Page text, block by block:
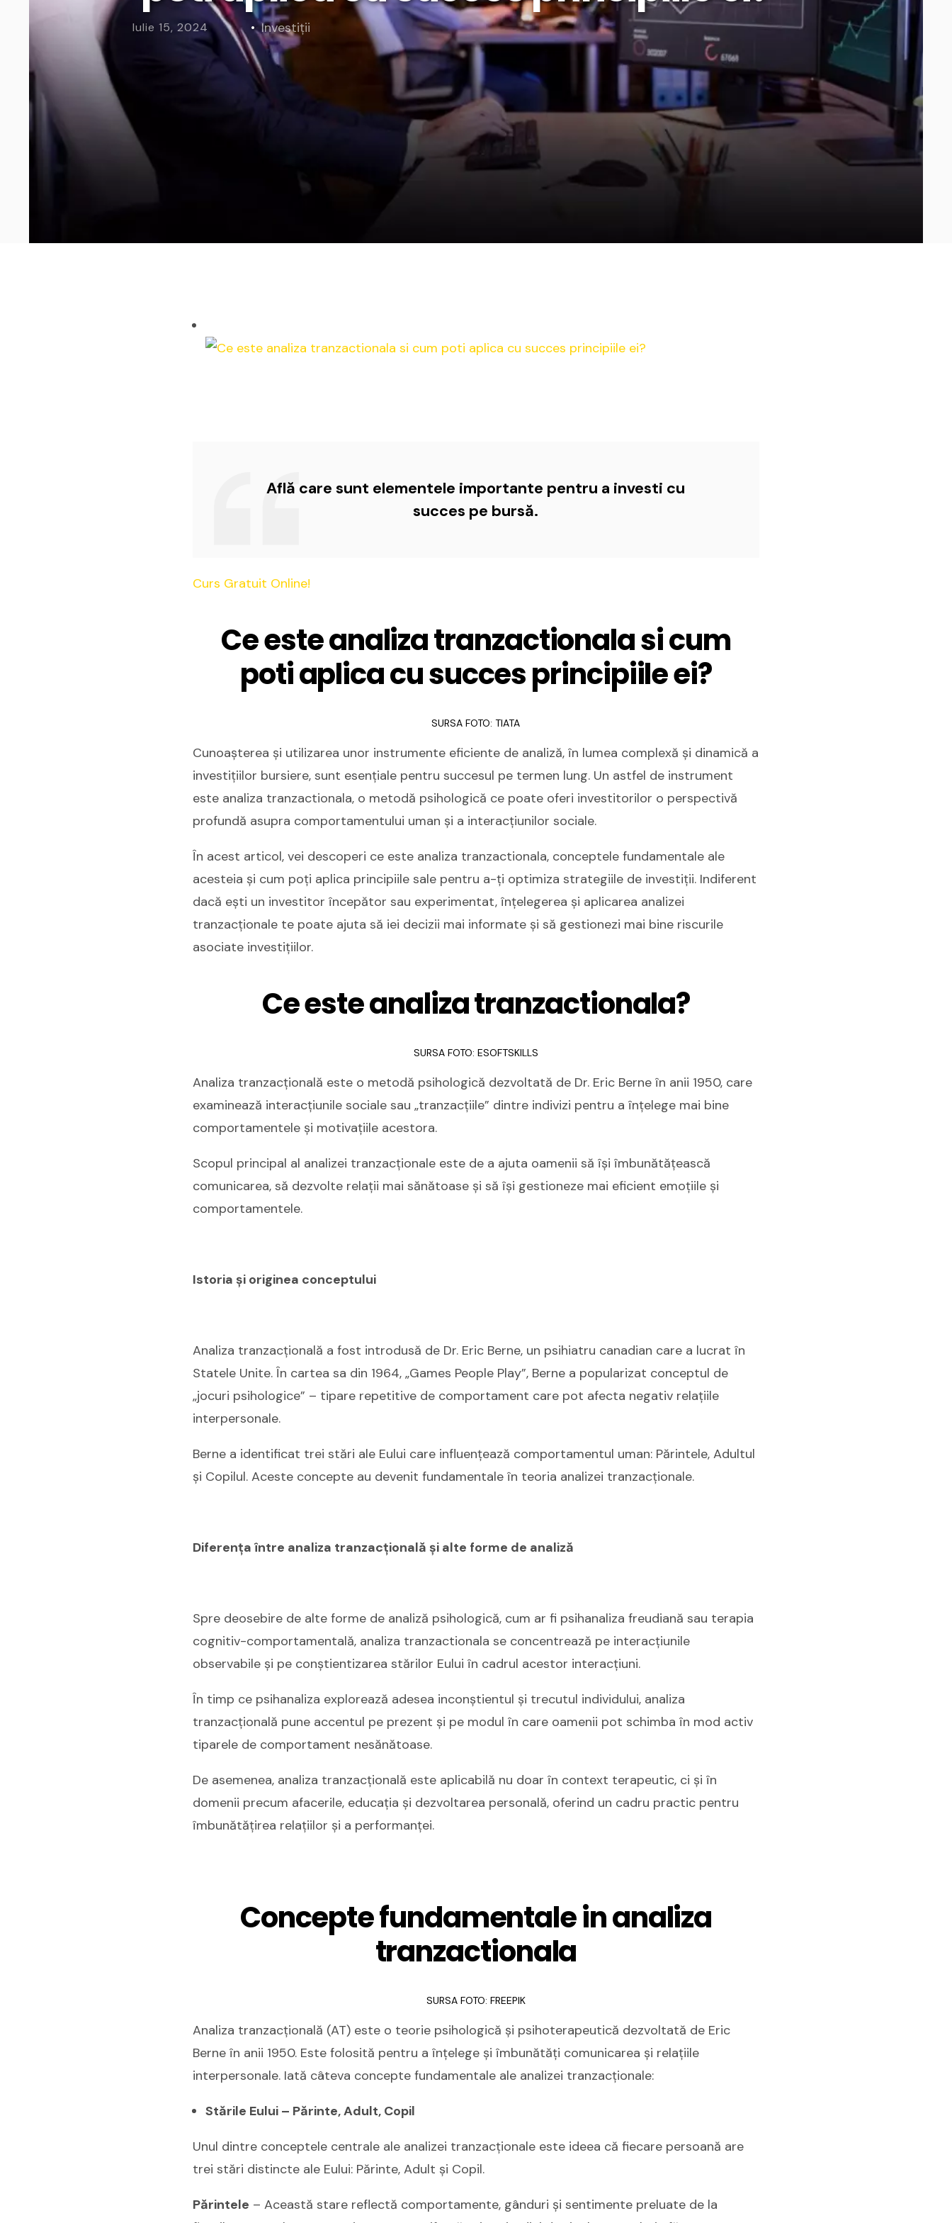
Curs Momentum
Curs Swing Trading
Curs Day Trading
Curs Algo Trading
Tool Strategia AS
Tool Calendar Integrat
Tool Backtesting Portofoliu
Tool Momentum Score
Iulie 15, 2024 Investiții
Află care sunt elementele importante pentru a investi cu
succes pe bursă.
Curs Gratuit Online!
Ce este analiza tranzactionala si cum
poti aplica cu succes principiile ei?
SURSA FOTO: TIATA
Cunoașterea și utilizarea unor instrumente eficiente de analiză, în lumea complexă și dinamică a
investițiilor bursiere, sunt esențiale pentru succesul pe termen lung. Un astfel de instrument
este analiza tranzactionala, o metodă psihologică ce poate oferi investitorilor o perspectivă
profundă asupra comportamentului uman și a interacțiunilor sociale.
În acest articol, vei descoperi ce este analiza tranzactionala, conceptele fundamentale ale
acesteia și cum poți aplica principiile sale pentru a-ți optimiza strategiile de investiții. Indiferent
dacă ești un investitor începător sau experimentat, înțelegerea și aplicarea analizei
tranzacționale te poate ajuta să iei decizii mai informate și să gestionezi mai bine riscurile
asociate investițiilor.
Ce este analiza tranzactionala?
SURSA FOTO: ESOFTSKILLS
Analiza tranzacțională este o metodă psihologică dezvoltată de Dr. Eric Berne în anii 1950, care
examinează interacțiunile sociale sau „tranzacțiile” dintre indivizi pentru a înțelege mai bine
comportamentele și motivațiile acestora.
Scopul principal al analizei tranzacționale este de a ajuta oamenii să își îmbunătățească
comunicarea, să dezvolte relații mai sănătoase și să își gestioneze mai eficient emoțiile și
comportamentele.
Istoria și originea conceptului
Analiza tranzacțională a fost introdusă de Dr. Eric Berne, un psihiatru canadian care a lucrat în
Statele Unite. În cartea sa din 1964, „Games People Play”, Berne a popularizat conceptul de
„jocuri psihologice” – tipare repetitive de comportament care pot afecta negativ relațiile
interpersonale.
Berne a identificat trei stări ale Eului care influențează comportamentul uman: Părintele, Adultul
și Copilul. Aceste concepte au devenit fundamentale în teoria analizei tranzacționale.
Diferența între analiza tranzacțională și alte forme de analiză
Spre deosebire de alte forme de analiză psihologică, cum ar fi psihanaliza freudiană sau terapia
cognitiv-comportamentală, analiza tranzactionala se concentrează pe interacțiunile
observabile și pe conștientizarea stărilor Eului în cadrul acestor interacțiuni.
În timp ce psihanaliza explorează adesea inconștientul și trecutul individului, analiza
tranzacțională pune accentul pe prezent și pe modul în care oamenii pot schimba în mod activ
tiparele de comportament nesănătoase.
De asemenea, analiza tranzacțională este aplicabilă nu doar în context terapeutic, ci și în
domenii precum afacerile, educația și dezvoltarea personală, oferind un cadru practic pentru
îmbunătățirea relațiilor și a performanței.
Concepte fundamentale in analiza
tranzactionala
SURSA FOTO: FREEPIK
Analiza tranzacțională (AT) este o teorie psihologică și psihoterapeutică dezvoltată de Eric
Berne în anii 1950. Este folosită pentru a înțelege și îmbunătăți comunicarea și relațiile
interpersonale. Iată câteva concepte fundamentale ale analizei tranzacționale:
Stările Eului – Părinte, Adult, Copil
Unul dintre conceptele centrale ale analizei tranzacționale este ideea că fiecare persoană are
trei stări distincte ale Eului: Părinte, Adult și Copil.
Părintele – Această stare reflectă comportamente, gânduri și sentimente preluate de la